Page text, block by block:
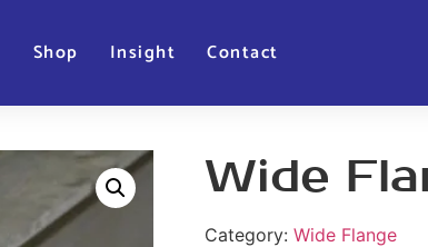
Shop Insight Contact
Wide
Category: Wide Flange